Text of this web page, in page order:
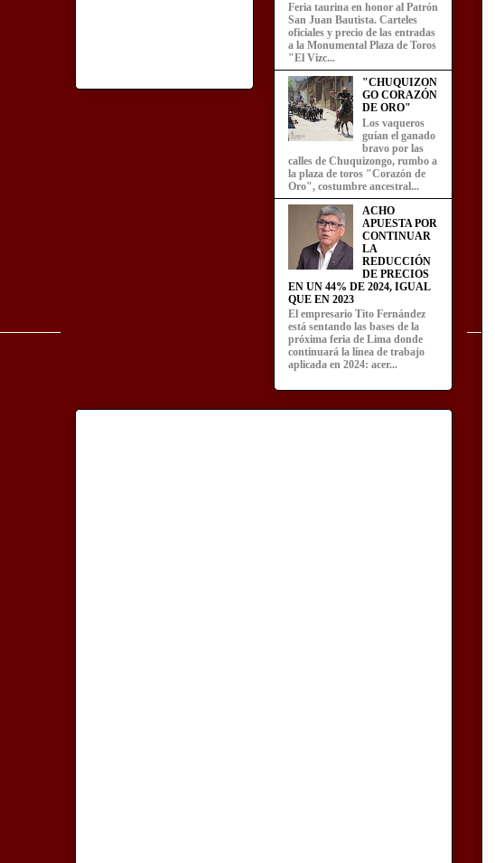
Feria taurina en honor al Patrón
San Juan Bautista. Carteles
oficiales y precio de las entradas
a la Monumental Plaza de Toros
"El Vizc...
"CHUQUIZON
GO CORAZÓN
DE ORO"
Los vaqueros
guían el ganado
bravo por las
calles de Chuquizongo, rumbo a
la plaza de toros "Corazón de
Oro", costumbre ancestral...
ACHO
APUESTA POR
CONTINUAR
LA
REDUCCIÓN
DE PRECIOS
EN UN 44% DE 2024, IGUAL
QUE EN 2023
El empresario Tito Fernández
está sentando las bases de la
próxima feria de Lima donde
continuará la línea de trabajo
aplicada en 2024: acer...